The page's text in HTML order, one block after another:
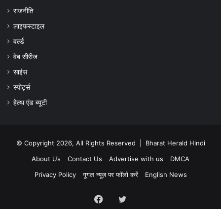
राजनीति
लाइफस्टाइल
वर्ल्ड
वेब सीरीज
साइंस
स्पोर्ट्स
हेल्थ एंड ब्यूटी
© Copyright 2026, All Rights Reserved | Bharat Herald Hindi
About Us
Contact Us Advertise with us
DMCA
Privacy Policy
गूगल न्यूज़ पर फॉलो करें English News
Facebook